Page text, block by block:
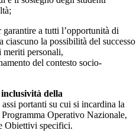
a tutti l’opportunità di
ciascuno la possibilità del successo
personali,
del contesto socio-
inclusività della
portanti su cui si incardina la
Operativo Nazionale,
Obiettivi specifici.